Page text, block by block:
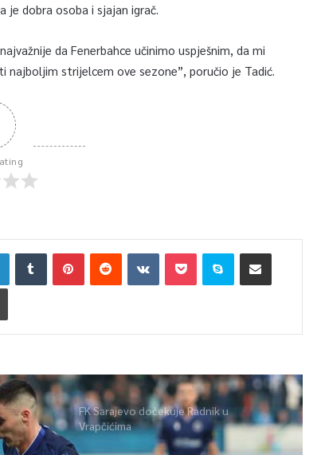
je dobra osoba i sjajan igrač.
da Fenerbahce učinimo uspješnim, da mi
najboljim strijelcem ove sezone”, poručio je Tadić.
FK Sarajevo dočekuje Radnik u
Vrapčićima